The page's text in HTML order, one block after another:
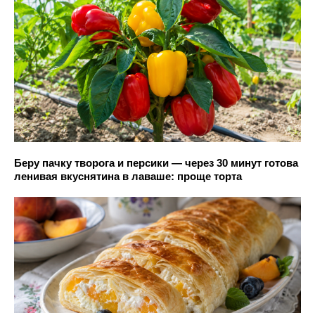
Беру пачку творога и персики — через 30 минут готова
ленивая вкуснятина в лаваше: проще торта